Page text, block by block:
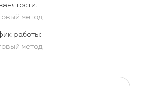
метод
работы:
метод